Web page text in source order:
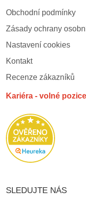
Obchodní podmínky
Zásady ochrany
Nastavení cookies
Kontakt
Recenze zákazníků
Kariéra - volné pozice
SLEDUJTE NÁS